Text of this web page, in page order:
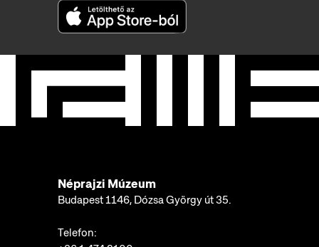
Néprajzi Múzeum
Budapest 1146, Dózsa György út 35.
Telefon: